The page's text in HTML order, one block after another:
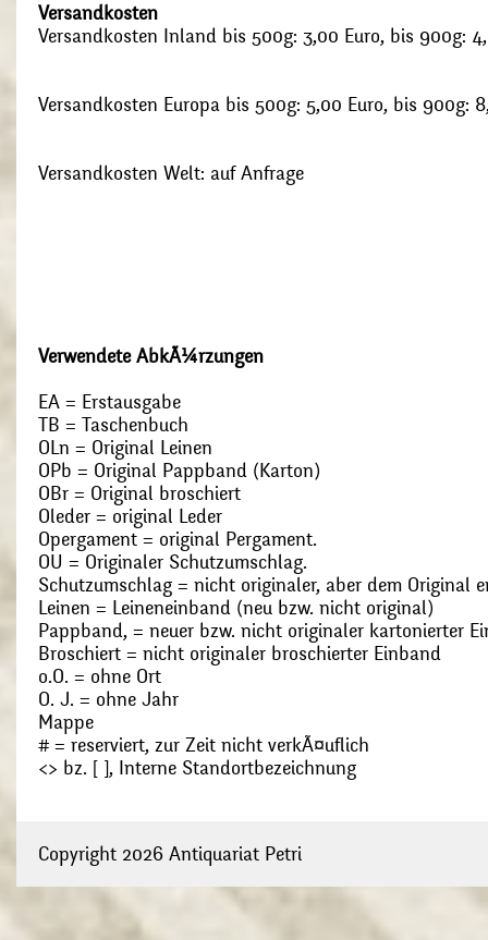
Versandkosten
Versandkosten Inland bis 500g: 3,00 Euro, bis 900g:
Versandkosten Europa bis 500g: 5,00 Euro, bis 900g:
Versandkosten Welt: auf Anfrage
Verwendete AbkÃ¼rzungen
EA = Erstausgabe
TB = Taschenbuch
OLn = Original Leinen
OPb = Original Pappband (Karton)
OBr = Original broschiert
Oleder = original Leder
Opergament = original Pergament.
OU = Originaler Schutzumschlag.
Schutzumschlag = nicht originaler, aber dem Original
Leinen = Leineneinband (neu bzw. nicht original)
Pappband, = neuer bzw. nicht originaler kartonierter
Broschiert = nicht originaler broschierter Einband
o.O. = ohne Ort
O. J. = ohne Jahr
Mappe
# = reserviert, zur Zeit nicht verkÃ¤uflich
<> bz. [ ], Interne Standortbezeichnung
Copyright 2026 Antiquariat Petri